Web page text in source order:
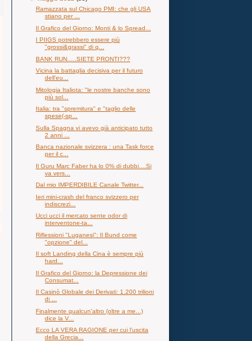
Ramazzata sul Chicago PMI: che gli USA
stiano per ...
Il Grafico del Giorno: Monti & lo Spread...
I PIIGS potrebbero essere più
"grossi&grassi" di q...
BANK RUN.....SIETE PRONTI???
Vicina la battaglia decisiva per il futuro
dell'eu...
Mitologia Italiota: "le nostre banche sono
più sol...
Italia: tra "spremitura" e "taglio delle
spese(-sp...
Sulla Spagna vi avevo già anticipato tutto
2 anni ...
Banca nazionale svizzera : una Task force
per il c...
Il Guru Marc Faber ha lo 0% di dubbi....Si
va vers...
Dal mio IMPERDIBILE Canale Twitter...
Ieri mini-crash del franco svizzero per
indiscrezi...
Ucci ucci il mercato sente odor di
interventone-ta...
Riflessioni "Luganesi": Il Bund come
"opzione" del...
Il soft Landing della Cina è sempre più
hard...
Il Grafico del Giorno: la Depressione dei
Consumat...
Il Casinò Globale dei Derivati: 1.200 trilioni
di ...
Finalmente qualcun'altro (oltre a me...)
dice la V...
Ecco LA VERA RAGIONE per cui l'uscita
della Grecia...